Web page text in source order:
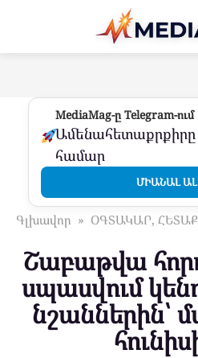
Перейти
контенту
MediaMag-ը Telegram-ում
Ամենահետաքրքիրը
համար
ՄԻԱՆԱԼ
Գլխավոր » ՕԳՏԱԿԱՐ,
Շաբաթվա
սպասվում
նշաններին՝